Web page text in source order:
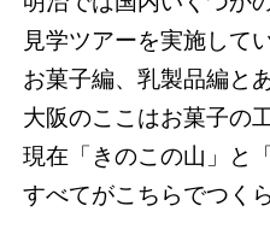
見学ツアーを実施して
お菓子編、乳製品編と
大阪のここはお菓子の工
現在「きのこの山」と
すべてがこちらでつく